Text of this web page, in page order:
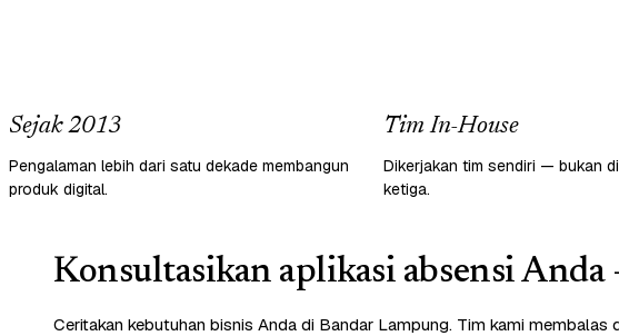
Sejak 2013
Pengalaman lebih dari satu dekade membangun
produk digital.
Tim In-House
Dikerjakan tim sendiri — bukan
ketiga.
Konsultasikan aplikasi absensi Anda
Ceritakan kebutuhan bisnis Anda di Bandar Lampung. Tim kami membalas